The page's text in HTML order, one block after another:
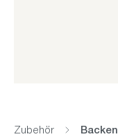
Zubehör Backen